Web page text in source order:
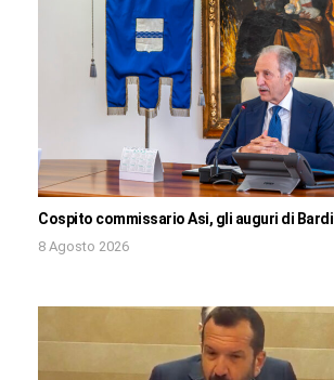
Cospito commissario Asi, gli auguri di Bardi
8 Agosto 2026